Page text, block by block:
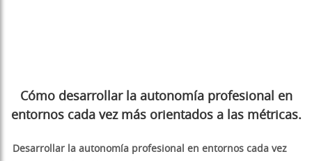
Cómo desarrollar la autonomía profesional en
entornos cada vez más orientados a las métricas.
Desarrollar la autonomía profesional en entornos cada vez